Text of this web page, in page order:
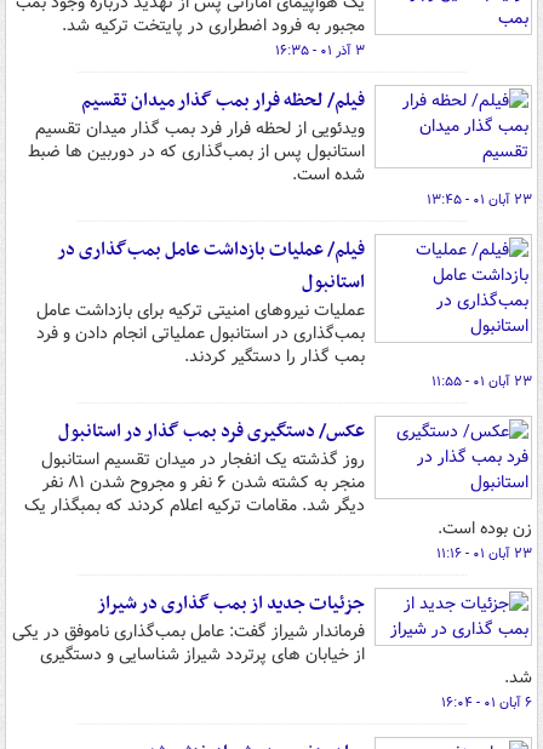
مجبور به فرود اضطراری در پایتخت ترکیه شد.
۳ آذر ۰۱ - ۱۶:۳۵
فیلم/ لحظه فرار بمب گذار میدان تقسیم‌
ویدئویی از لحظه فرار فرد بمب گذار میدان تقسیم‌
استانبول پس از بمب‌گذاری که در دوربین ها ضبط
شده است.
۲۳ آبان ۰۱ - ۱۳:۴۵
فیلم/ عملیات بازداشت عامل بمب‌گذاری در
استانبول
عملیات نیروهای امنیتی ترکیه برای بازداشت عامل
بمب‌گذاری در استانبول عملیاتی انجام دادن و فرد
بمب گذار را دستگیر کردند.
۲۳ آبان ۰۱ - ۱۱:۵۵
عکس/ دستگیری فرد بمب گذار در استانبول
روز گذشته یک انفجار در میدان تقسیم استانبول
منجر به کشته شدن ۶ نفر و مجروح شدن ۸۱ نفر
دیگر شد. مقامات ترکیه اعلام کردند که بمبگذار یک
زن بوده است.
۲۳ آبان ۰۱ - ۱۱:۱۶
جزئیات جدید از بمب گذاری در شیراز
فرماندار شیراز گفت: عامل بمب‌گذاری ناموفق در یکی
از خیابان های پرتردد شیراز شناسایی و دستگیری
شد.
۶ آبان ۰۱ - ۱۶:۰۴